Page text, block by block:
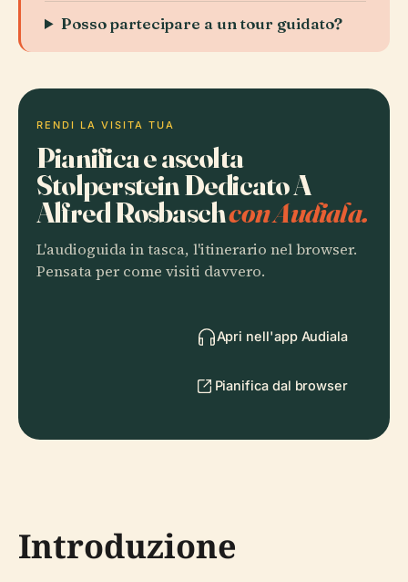
Posso partecipare a un tour guidato?
RENDI LA VISITA TUA
Pianifica e ascolta
Stolperstein Dedicato A
Alfred Rosbaschcon Audiala.
L'audioguida in tasca, l'itinerario nel browser.
Pensata per come visiti davvero.
Apri nell'app Audiala
Pianifica dal browser
Introduzione